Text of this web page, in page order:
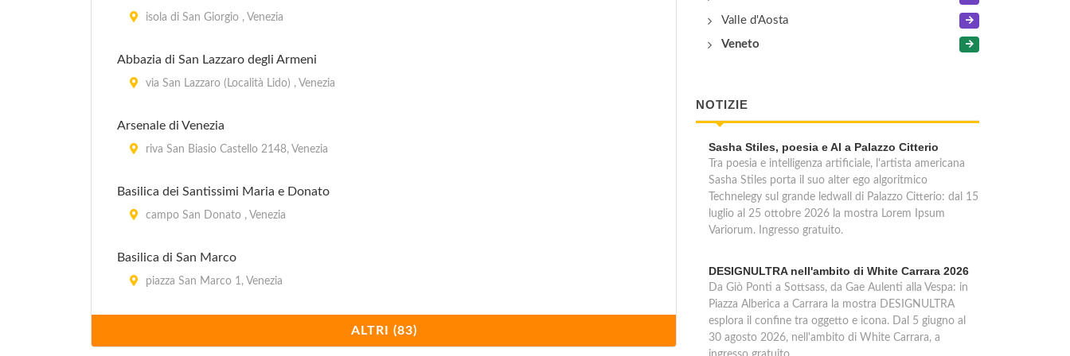
isola di San Giorgio , Venezia
Abbazia di San Lazzaro degli Armeni
via San Lazzaro (Località Lido) , Venezia
Arsenale di Venezia
riva San Biasio Castello 2148, Venezia
Basilica dei Santissimi Maria e Donato
campo San Donato , Venezia
Basilica di San Marco
piazza San Marco 1, Venezia
campo della Salute 1, Venezia
ALTRI (83)
Valle d'Aosta
Veneto
NOTIZIE
Sasha Stiles, poesia e AI a Palazzo Citterio
Tra poesia e intelligenza artificiale, l'artista americana
Sasha Stiles porta il suo alter ego algoritmico
Technelegy sul grande ledwall di Palazzo Citterio: dal 15
luglio al 25 ottobre 2026 la mostra Lorem Ipsum
Variorum. Ingresso gratuito.
DESIGNULTRA nell'ambito di White Carrara 2026
Da Giò Ponti a Sottsass, da Gae Aulenti alla Vespa: in
Piazza Alberica a Carrara la mostra DESIGNULTRA
esplora il confine tra oggetto e icona. Dal 5 giugno al
30 agosto 2026, nell'ambito di White Carrara, a